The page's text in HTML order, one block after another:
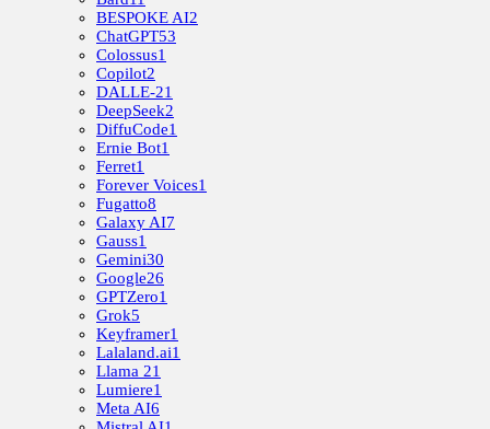
BESPOKE AI2
ChatGPT53
Colossus1
Copilot2
DALLE-21
DeepSeek2
DiffuCode1
Ernie Bot1
Ferret1
Forever Voices1
Fugatto8
Galaxy AI7
Gauss1
Gemini30
Google26
GPTZero1
Grok5
Keyframer1
Lalaland.ai1
Llama 21
Lumiere1
Meta AI6